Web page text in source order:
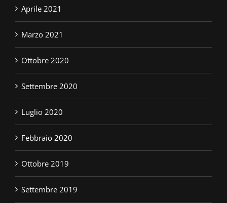
Aprile 2021
Marzo 2021
Ottobre 2020
Settembre 2020
Luglio 2020
Febbraio 2020
Ottobre 2019
Settembre 2019